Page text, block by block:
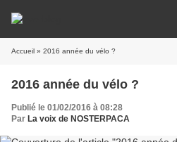
Accueil » 2016 année du vélo ?
2016 année du vélo ?
Publié le 01/02/2016 à 08:28
Par La voix de NOSTERPACA